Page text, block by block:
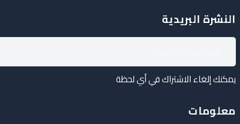
النشرة البريدية
يمكنك إلغاء الاشتراك في أي لحظة
معلومات